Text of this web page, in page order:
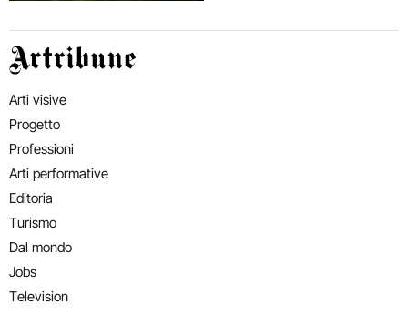
Artribune
Arti visive
Progetto
Professioni
Arti performative
Editoria
Turismo
Dal mondo
Jobs
Television